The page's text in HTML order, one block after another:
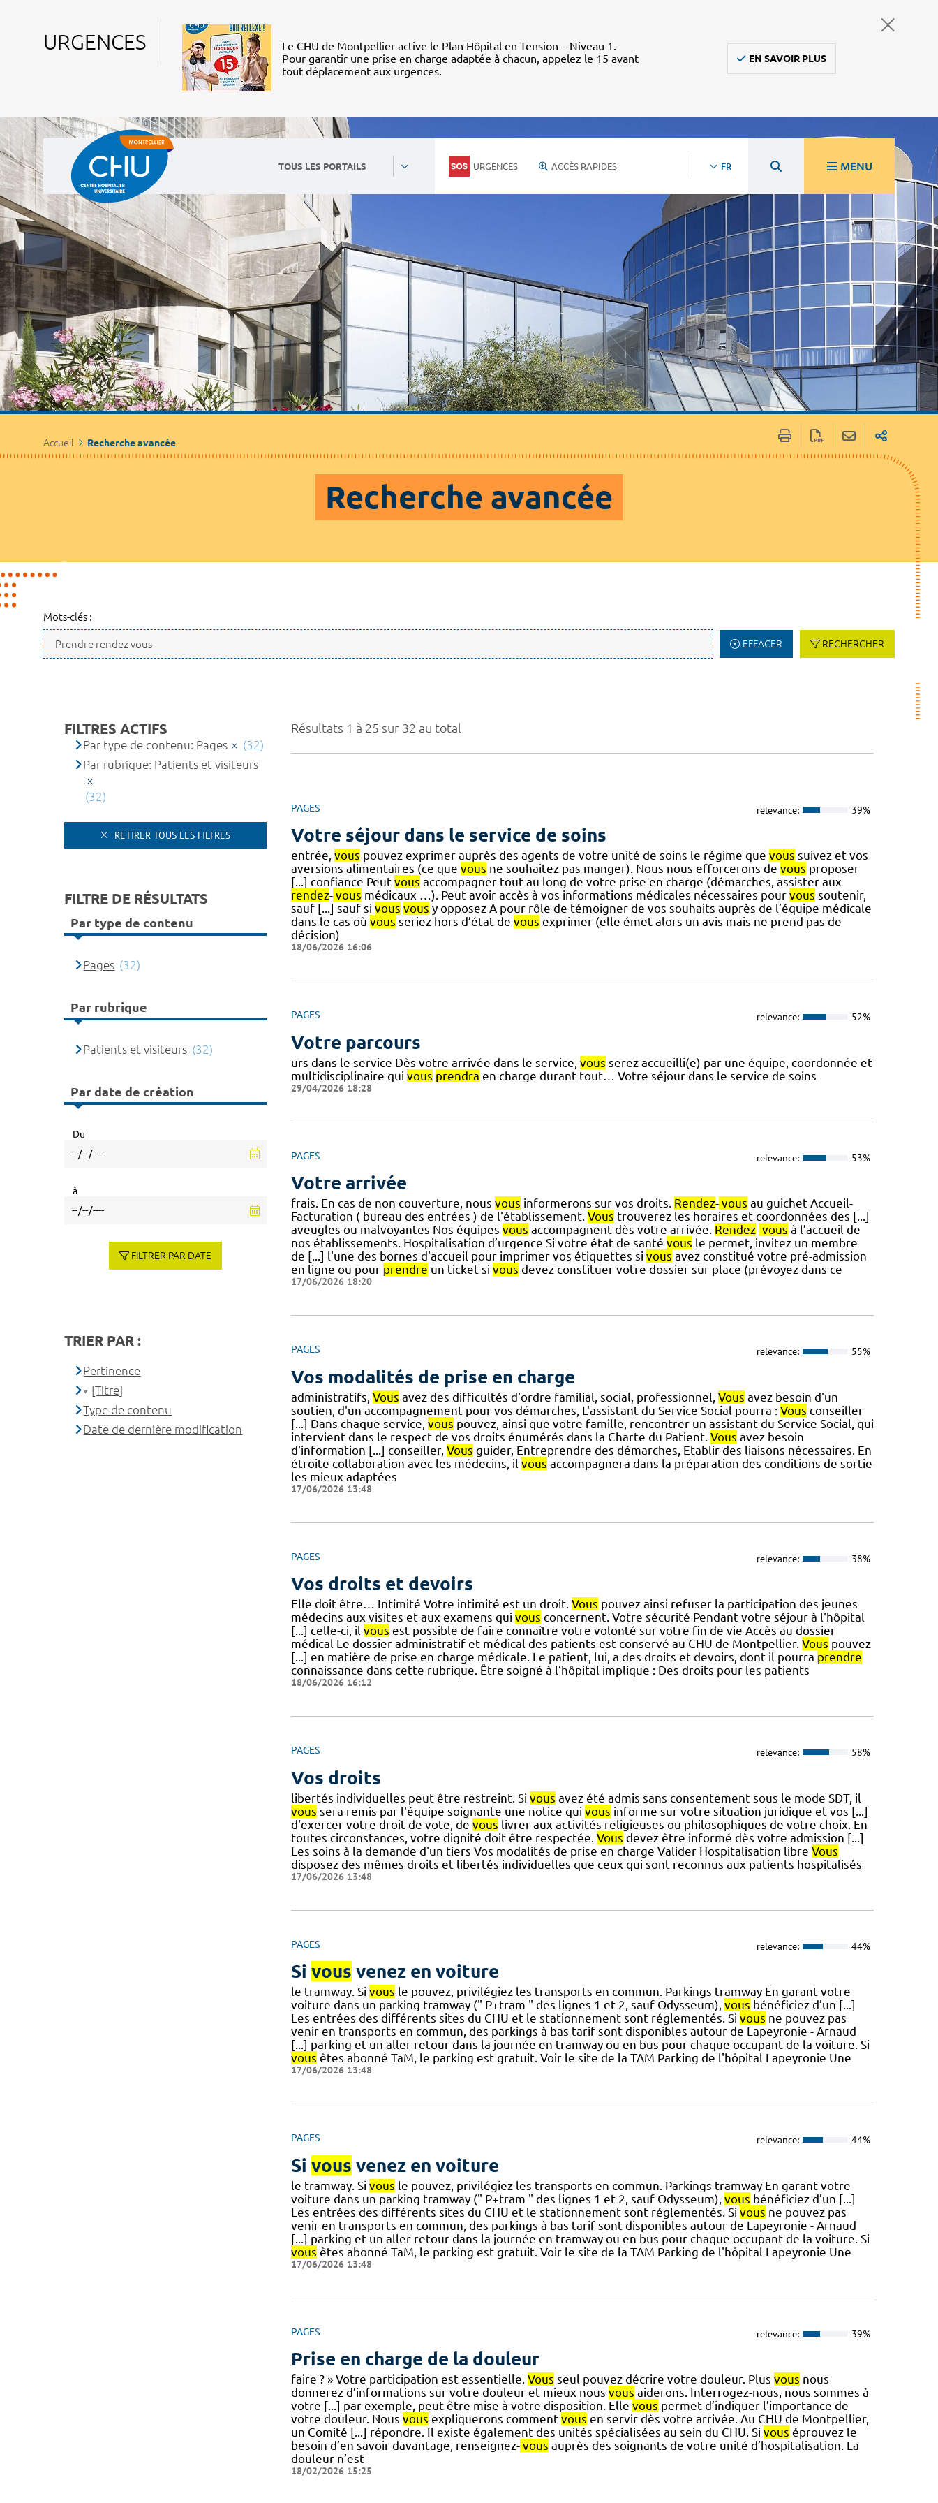
URGENCES
Le CHU de Montpellier active le Plan Hôpital en Tension – Niveau 1.
Pour garantir une prise en charge adaptée à chacun, appelez le 15 avant
tout déplacement aux urgences.
EN SAVOIR PLUS
TOUS LES PORTAILS URGENCES ACCÈS RAPIDES FR MENU
Accueil Recherche avancée
Recherche avancée
Mots-clés :
EFFACER RECHERCHER
Résultats 1 à 25 sur 32 au total
PAGES relevance: 39%
Votre séjour dans le service de soins
entrée, vous pouvez exprimer auprès des agents de votre unité de soins le régime que vous suivez et vos
aversions alimentaires (ce que vous ne souhaitez pas manger). Nous nous efforcerons de vous proposer
[...] confiance Peut vous accompagner tout au long de votre prise en charge (démarches, assister aux
rendez- vous médicaux …). Peut avoir accès à vos informations médicales nécessaires pour vous soutenir,
sauf [...] sauf si vous vous y opposez A pour rôle de témoigner de vos souhaits auprès de l’équipe médicale
dans le cas où vous seriez hors d’état de vous exprimer (elle émet alors un avis mais ne prend pas de
décision)
18/06/2026 16:06
PAGES relevance: 52%
Votre parcours
urs dans le service Dès votre arrivée dans le service, vous serez accueilli(e) par une équipe, coordonnée et
multidisciplinaire qui vous prendra en charge durant tout… Votre séjour dans le service de soins
29/04/2026 18:28
PAGES relevance: 53%
Votre arrivée
frais. En cas de non couverture, nous vous informerons sur vos droits. Rendez- vous au guichet Accueil-
Facturation ( bureau des entrées ) de l'établissement. Vous trouverez les horaires et coordonnées des [...]
aveugles ou malvoyantes Nos équipes vous accompagnent dès votre arrivée. Rendez- vous à l’accueil de
nos établissements. Hospitalisation d’urgence Si votre état de santé vous le permet, invitez un membre
de [...] l'une des bornes d'accueil pour imprimer vos étiquettes si vous avez constitué votre pré-admission
en ligne ou pour prendre un ticket si vous devez constituer votre dossier sur place (prévoyez dans ce
17/06/2026 18:20
PAGES relevance: 55%
Vos modalités de prise en charge
administratifs, Vous avez des difficultés d'ordre familial, social, professionnel, Vous avez besoin d'un
soutien, d'un accompagnement pour vos démarches, L'assistant du Service Social pourra : Vous conseiller
[...] Dans chaque service, vous pouvez, ainsi que votre famille, rencontrer un assistant du Service Social, qui
intervient dans le respect de vos droits énumérés dans la Charte du Patient. Vous avez besoin
d'information [...] conseiller, Vous guider, Entreprendre des démarches, Etablir des liaisons nécessaires. En
étroite collaboration avec les médecins, il vous accompagnera dans la préparation des conditions de sortie
les mieux adaptées
17/06/2026 13:48
PAGES relevance: 38%
Vos droits et devoirs
Elle doit être… Intimité Votre intimité est un droit. Vous pouvez ainsi refuser la participation des jeunes
médecins aux visites et aux examens qui vous concernent. Votre sécurité Pendant votre séjour à l'hôpital
[...] celle-ci, il vous est possible de faire connaître votre volonté sur votre fin de vie Accès au dossier
médical Le dossier administratif et médical des patients est conservé au CHU de Montpellier. Vous pouvez
[...] en matière de prise en charge médicale. Le patient, lui, a des droits et devoirs, dont il pourra prendre
connaissance dans cette rubrique. Être soigné à l’hôpital implique : Des droits pour les patients
18/06/2026 16:12
PAGES relevance: 58%
Vos droits
libertés individuelles peut être restreint. Si vous avez été admis sans consentement sous le mode SDT, il
vous sera remis par l'équipe soignante une notice qui vous informe sur votre situation juridique et vos [...]
d'exercer votre droit de vote, de vous livrer aux activités religieuses ou philosophiques de votre choix. En
toutes circonstances, votre dignité doit être respectée. Vous devez être informé dès votre admission [...]
Les soins à la demande d'un tiers Vos modalités de prise en charge Valider Hospitalisation libre Vous
disposez des mêmes droits et libertés individuelles que ceux qui sont reconnus aux patients hospitalisés
17/06/2026 13:48
PAGES relevance: 44%
Si vous venez en voiture
le tramway. Si vous le pouvez, privilégiez les transports en commun. Parkings tramway En garant votre
voiture dans un parking tramway (" P+tram " des lignes 1 et 2, sauf Odysseum), vous bénéficiez d’un [...]
Les entrées des différents sites du CHU et le stationnement sont réglementés. Si vous ne pouvez pas
venir en transports en commun, des parkings à bas tarif sont disponibles autour de Lapeyronie - Arnaud
[...] parking et un aller-retour dans la journée en tramway ou en bus pour chaque occupant de la voiture. Si
vous êtes abonné TaM, le parking est gratuit. Voir le site de la TAM Parking de l'hôpital Lapeyronie Une
17/06/2026 13:48
PAGES relevance: 44%
Si vous venez en voiture
le tramway. Si vous le pouvez, privilégiez les transports en commun. Parkings tramway En garant votre
voiture dans un parking tramway (" P+tram " des lignes 1 et 2, sauf Odysseum), vous bénéficiez d’un [...]
Les entrées des différents sites du CHU et le stationnement sont réglementés. Si vous ne pouvez pas
venir en transports en commun, des parkings à bas tarif sont disponibles autour de Lapeyronie - Arnaud
[...] parking et un aller-retour dans la journée en tramway ou en bus pour chaque occupant de la voiture. Si
vous êtes abonné TaM, le parking est gratuit. Voir le site de la TAM Parking de l'hôpital Lapeyronie Une
17/06/2026 13:48
PAGES relevance: 39%
Prise en charge de la douleur
faire ? » Votre participation est essentielle. Vous seul pouvez décrire votre douleur. Plus vous nous
donnerez d’informations sur votre douleur et mieux nous vous aiderons. Interrogez-nous, nous sommes à
votre [...] par exemple, peut être mise à votre disposition. Elle vous permet d’indiquer l’importance de
votre douleur. Nous vous expliquerons comment vous en servir dès votre arrivée. Au CHU de Montpellier,
un Comité [...] répondre. Il existe également des unités spécialisées au sein du CHU. Si vous éprouvez le
besoin d’en savoir davantage, renseignez- vous auprès des soignants de votre unité d’hospitalisation. La
douleur n’est
18/02/2026 15:25
FILTRES ACTIFS
Par type de contenu: Pages
(32)
Par rubrique: Patients et visiteurs
(32)
RETIRER TOUS LES FILTRES
FILTRE DE RÉSULTATS
Par type de contenu
Pages (32)
Par rubrique
Patients et visiteurs (32)
Par date de création
Du
à
FILTRER PAR DATE
TRIER PAR :
Pertinence
[Titre]
Type de contenu
Date de dernière modification